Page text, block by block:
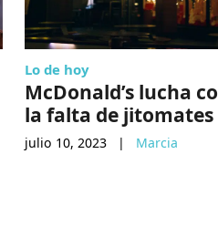
Lo de hoy
McDonald’s lucha
la falta de jitomates
julio 10, 2023 | Marcia